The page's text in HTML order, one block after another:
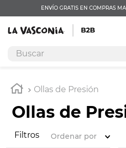
ENVÍO GRATIS EN COMPRAS
Buscar
Ollas de Presión
Ollas de
Filtros Ordenar por
1.
ollas altas
.
arroceras
paelleras